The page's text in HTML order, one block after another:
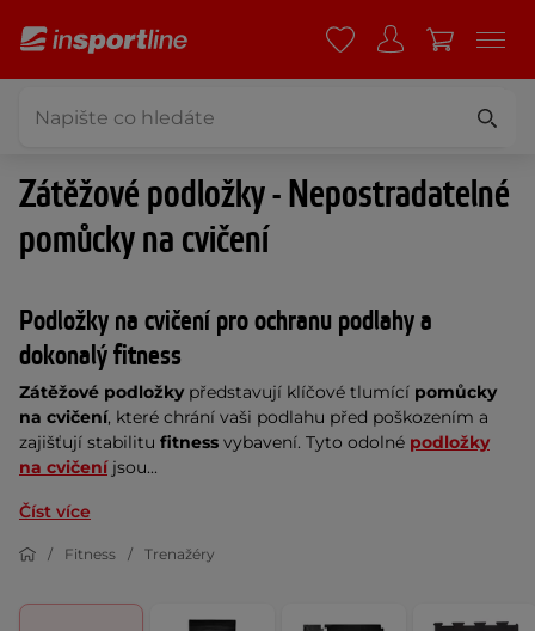
Zátěžové podložky - Nepostradatelné
pomůcky na cvičení
Podložky na cvičení pro ochranu podlahy a
dokonalý fitness
Zátěžové podložkypředstavují klíčové tlumící pomůcky
na cvičení, které chrání vaši podlahu před poškozením a
zajišťují stabilitu fitness vybavení. Tyto odolné podložky
na cvičeníjsou...
Číst více
Fitness Trenažéry